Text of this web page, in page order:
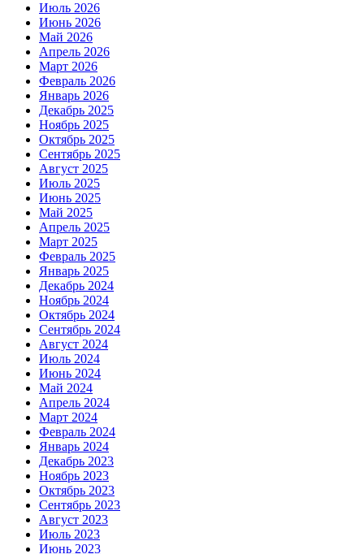
Июль 2026
Июнь 2026
Май 2026
Апрель 2026
Март 2026
Февраль 2026
Январь 2026
Декабрь 2025
Ноябрь 2025
Октябрь 2025
Сентябрь 2025
Август 2025
Июль 2025
Июнь 2025
Май 2025
Апрель 2025
Март 2025
Февраль 2025
Январь 2025
Декабрь 2024
Ноябрь 2024
Октябрь 2024
Сентябрь 2024
Август 2024
Июль 2024
Июнь 2024
Май 2024
Апрель 2024
Март 2024
Февраль 2024
Январь 2024
Декабрь 2023
Ноябрь 2023
Октябрь 2023
Сентябрь 2023
Август 2023
Июль 2023
Июнь 2023